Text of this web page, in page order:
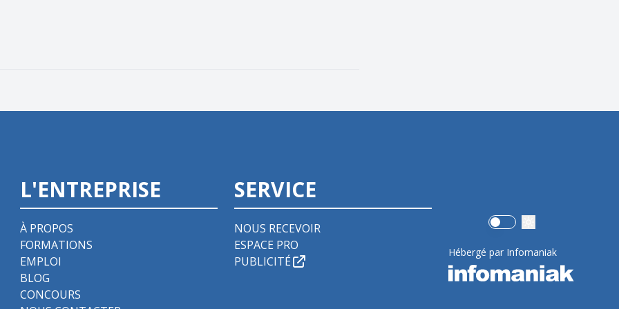
L'ENTREPRISE
À PROPOS
FORMATIONS
EMPLOI
BLOG
CONCOURS
SERVICE
NOUS RECEVOIR
ESPACE PRO
PUBLICITÉ
Use setting
Hébergé par Infomaniak